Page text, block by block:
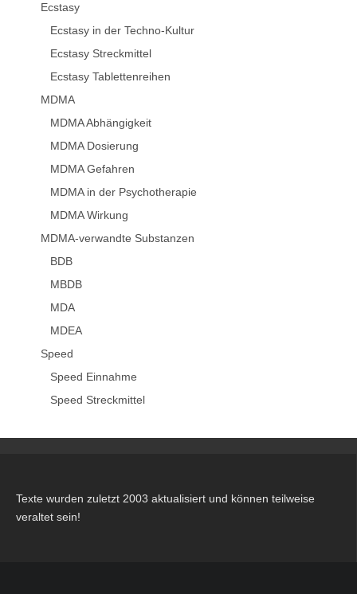
Ecstasy
Ecstasy in der Techno-Kultur
Ecstasy Streckmittel
Ecstasy Tablettenreihen
MDMA
MDMA Abhängigkeit
MDMA Dosierung
MDMA Gefahren
MDMA in der Psychotherapie
MDMA Wirkung
MDMA-verwandte Substanzen
BDB
MBDB
MDA
MDEA
Speed
Speed Einnahme
Speed Streckmittel
Texte wurden zuletzt 2003 aktualisiert und können teilweise
veraltet sein!